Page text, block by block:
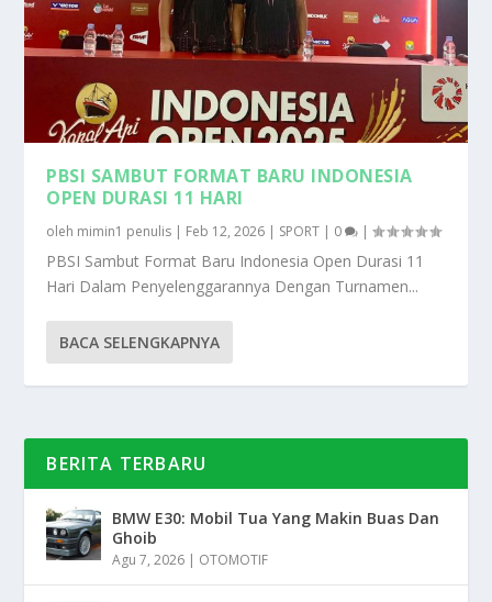
PBSI SAMBUT FORMAT BARU INDONESIA
OPEN DURASI 11 HARI
oleh mimin1 penulis | Feb 12, 2026 | SPORT | 0 |
PBSI Sambut Format Baru Indonesia Open Durasi 11
Hari Dalam Penyelenggarannya Dengan Turnamen...
BACA SELENGKAPNYA
BERITA TERBARU
BMW E30: Mobil Tua Yang Makin Buas Dan
Ghoib
Agu 7, 2026 | OTOMOTIF